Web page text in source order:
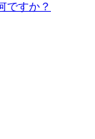
ですか？